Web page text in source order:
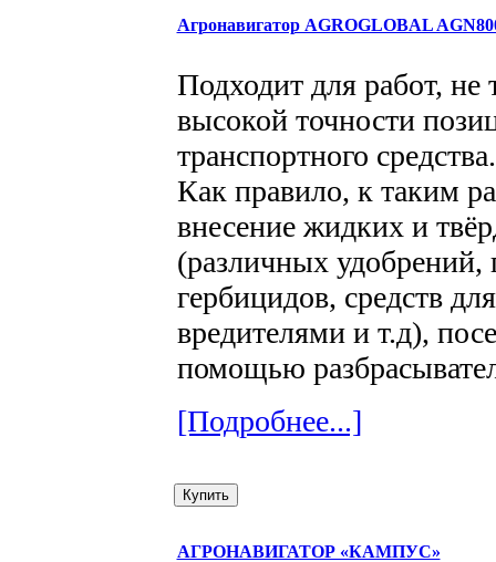
Агронавигатор AGROGLOBAL
Подходит для работ,
высокой точности
транспортного средства.
Как правило, к таким
внесение жидких и
(различных удобрений,
гербицидов, средств
вредителями и т.д),
помощью
[Подробнее...]
АГРОНАВИГАТОР «КАМПУС»